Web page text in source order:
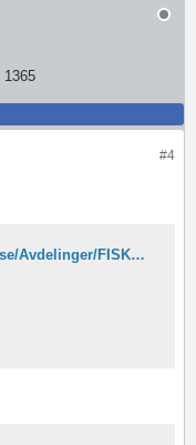
1365
#4
http://www.skittfiske.se/Avdelinger/FISKREDSKAP/Rullar/Havsfiskerullar1/Lawson/GTR/Lawson-GTR-T15-Single-Speed-Lever-Drag-134750-p0000118915